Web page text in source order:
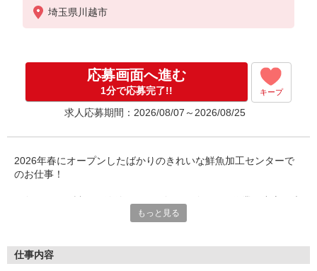
時給1,210円〜（包丁使用ありのシフト［3］は時給1
,330円〜）
埼玉県川越市
応募画面へ進む
1分で応募完了!! キープ
求人応募期間：2026/08/07～2026/08/25
2026年春にオープンしたばかりのきれいな鮮魚加工センターで
のお仕事！
経験でも丁寧に教えるので安心です。
もっと見る
仕事内容